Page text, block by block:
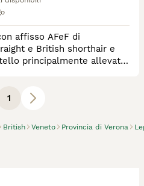
British Veneto Provincia di Verona
affisso AFeF di
e British shorthair e
principalmente allevati
1